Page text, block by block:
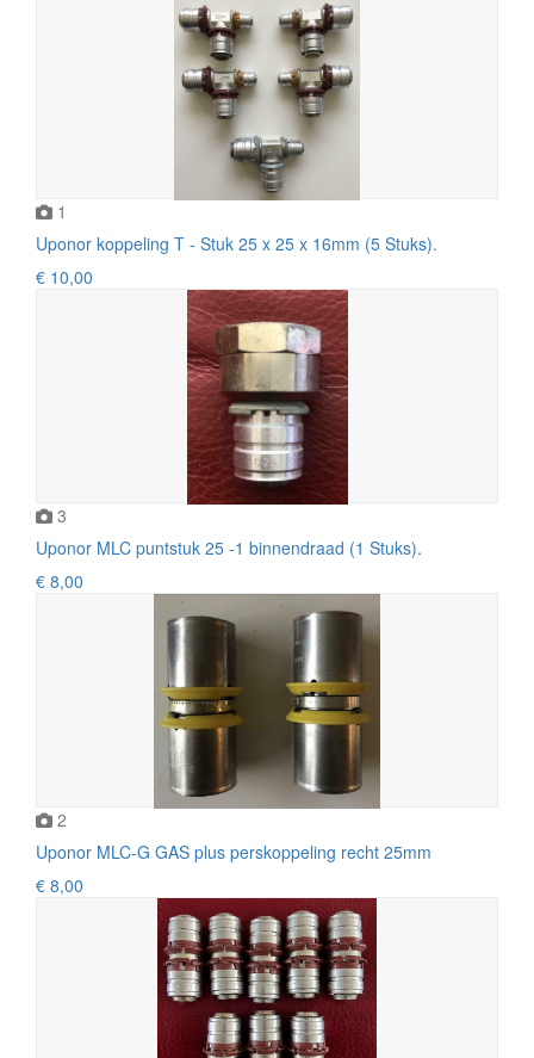
1
Uponor koppeling T - Stuk 25 x 25 x 16mm (5 Stuks).
€ 10,00
3
Uponor MLC puntstuk 25 -1 binnendraad (1 Stuks).
€ 8,00
2
Uponor MLC-G GAS plus perskoppeling recht 25mm
€ 8,00